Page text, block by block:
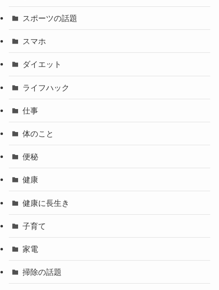
スポーツの話題
スマホ
ダイエット
ライフハック
仕事
体のこと
便秘
健康
健康に長生き
子育て
家電
掃除の話題